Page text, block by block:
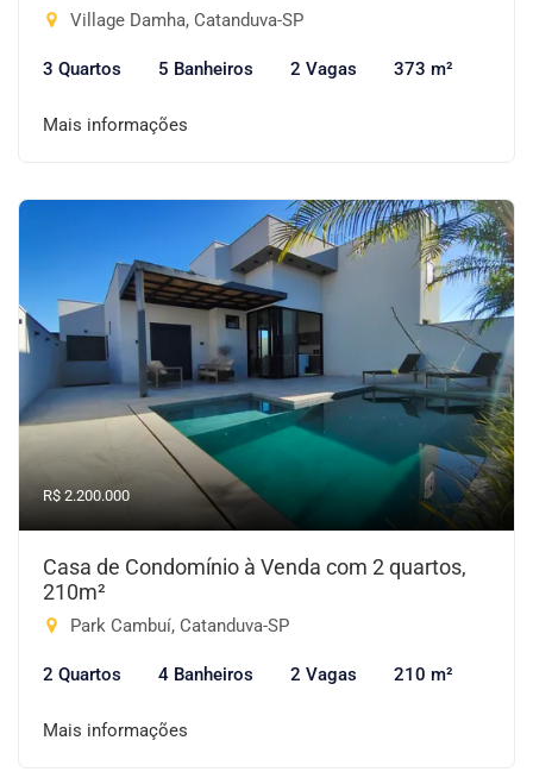
Village Damha, Catanduva-SP
3 Quartos 5 Banheiros 2 Vagas 373 m²
Mais informações
R$ 2.200.000
Casa de Condomínio à Venda com 2 quartos,
210m²
Park Cambuí, Catanduva-SP
2 Quartos 4 Banheiros 2 Vagas 210 m²
Mais informações